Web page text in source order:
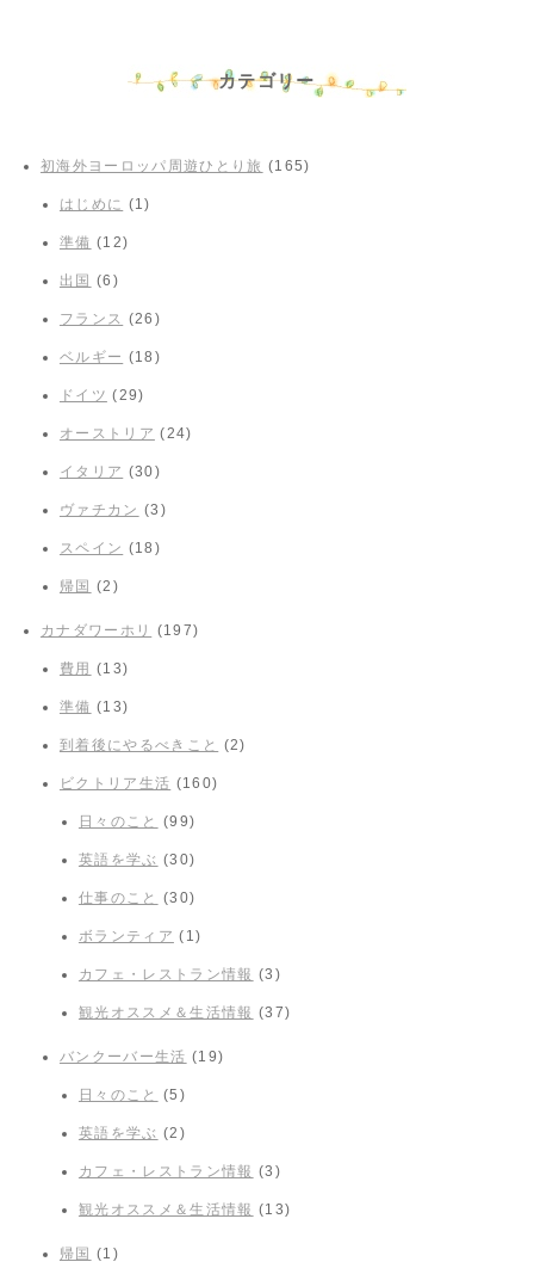
カテゴリー
初海外ヨーロッパ周遊ひとり旅 (165)
はじめに (1)
準備 (12)
出国 (6)
フランス (26)
ベルギー (18)
ドイツ (29)
オーストリア (24)
イタリア (30)
ヴァチカン (3)
スペイン (18)
帰国 (2)
カナダワーホリ (197)
費用 (13)
準備 (13)
到着後にやるべきこと (2)
ビクトリア生活 (160)
日々のこと (99)
英語を学ぶ (30)
仕事のこと (30)
ボランティア (1)
カフェ・レストラン情報 (3)
観光オススメ＆生活情報 (37)
バンクーバー生活 (19)
日々のこと (5)
英語を学ぶ (2)
カフェ・レストラン情報 (3)
観光オススメ＆生活情報 (13)
帰国 (1)